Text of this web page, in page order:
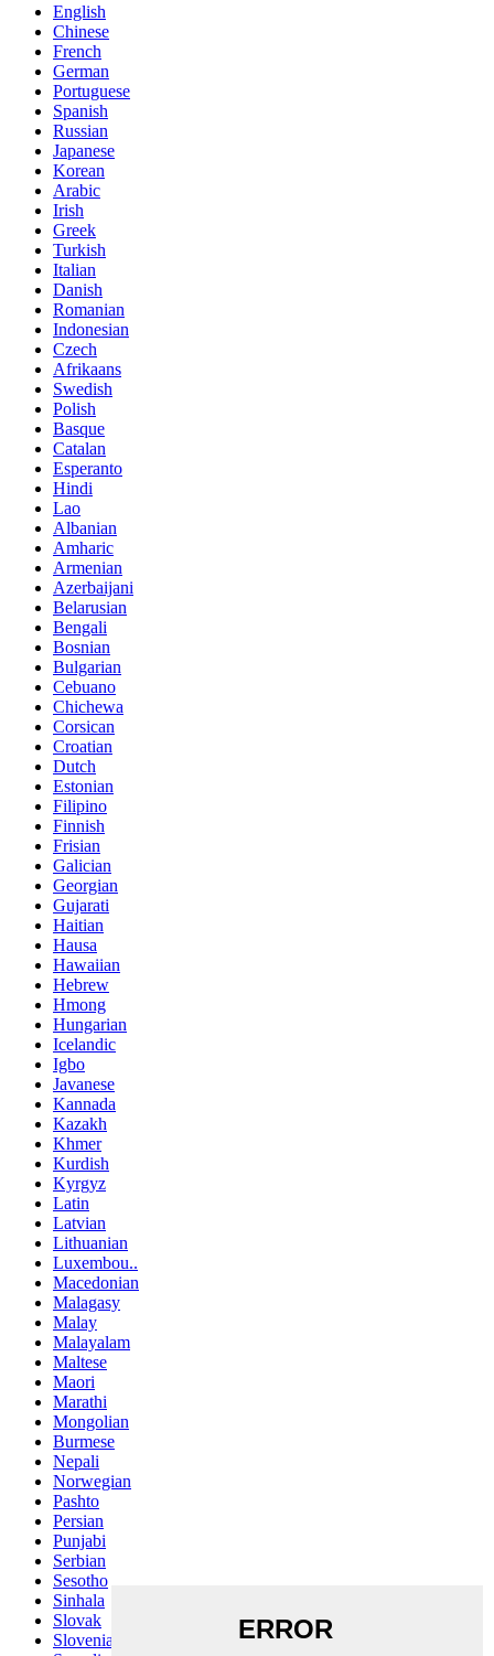
English
Chinese
French
German
Portuguese
Spanish
Russian
Japanese
Korean
Arabic
Irish
Greek
Turkish
Italian
Danish
Romanian
Indonesian
Czech
Afrikaans
Swedish
Polish
Basque
Catalan
Esperanto
Hindi
Lao
Albanian
Amharic
Armenian
Azerbaijani
Belarusian
Bengali
Bosnian
Bulgarian
Cebuano
Chichewa
Corsican
Croatian
Dutch
Estonian
Filipino
Finnish
Frisian
Galician
Georgian
Gujarati
Haitian
Hausa
Hawaiian
Hebrew
Hmong
Hungarian
Icelandic
Igbo
Javanese
Kannada
Kazakh
Khmer
Kurdish
Kyrgyz
Latin
Latvian
Lithuanian
Luxembou..
Macedonian
Malagasy
Malay
Malayalam
Maltese
Maori
Marathi
Mongolian
Burmese
Nepali
Norwegian
Pashto
Persian
Punjabi
Serbian
Sesotho
Sinhala
Slovak
Slovenian